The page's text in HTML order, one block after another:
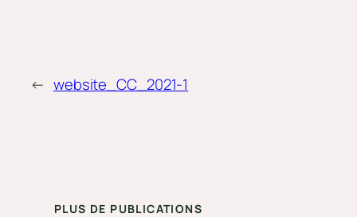
← website_CC_2021-1
PLUS DE PUBLICATIONS